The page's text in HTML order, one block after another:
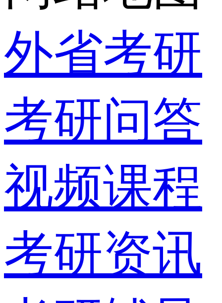
外省考研
考研问答
视频课程
考研资讯